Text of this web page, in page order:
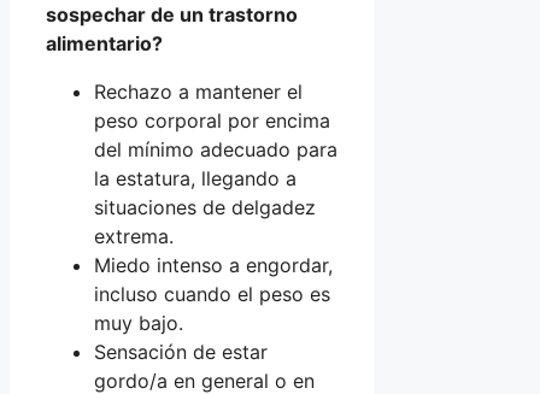
sospechar de un trastorno
alimentario?
Rechazo a mantener el
peso corporal por encima
del mínimo adecuado para
la estatura, llegando a
situaciones de delgadez
extrema.
Miedo intenso a engordar,
incluso cuando el peso es
muy bajo.
Sensación de estar
gordo/a en general o en